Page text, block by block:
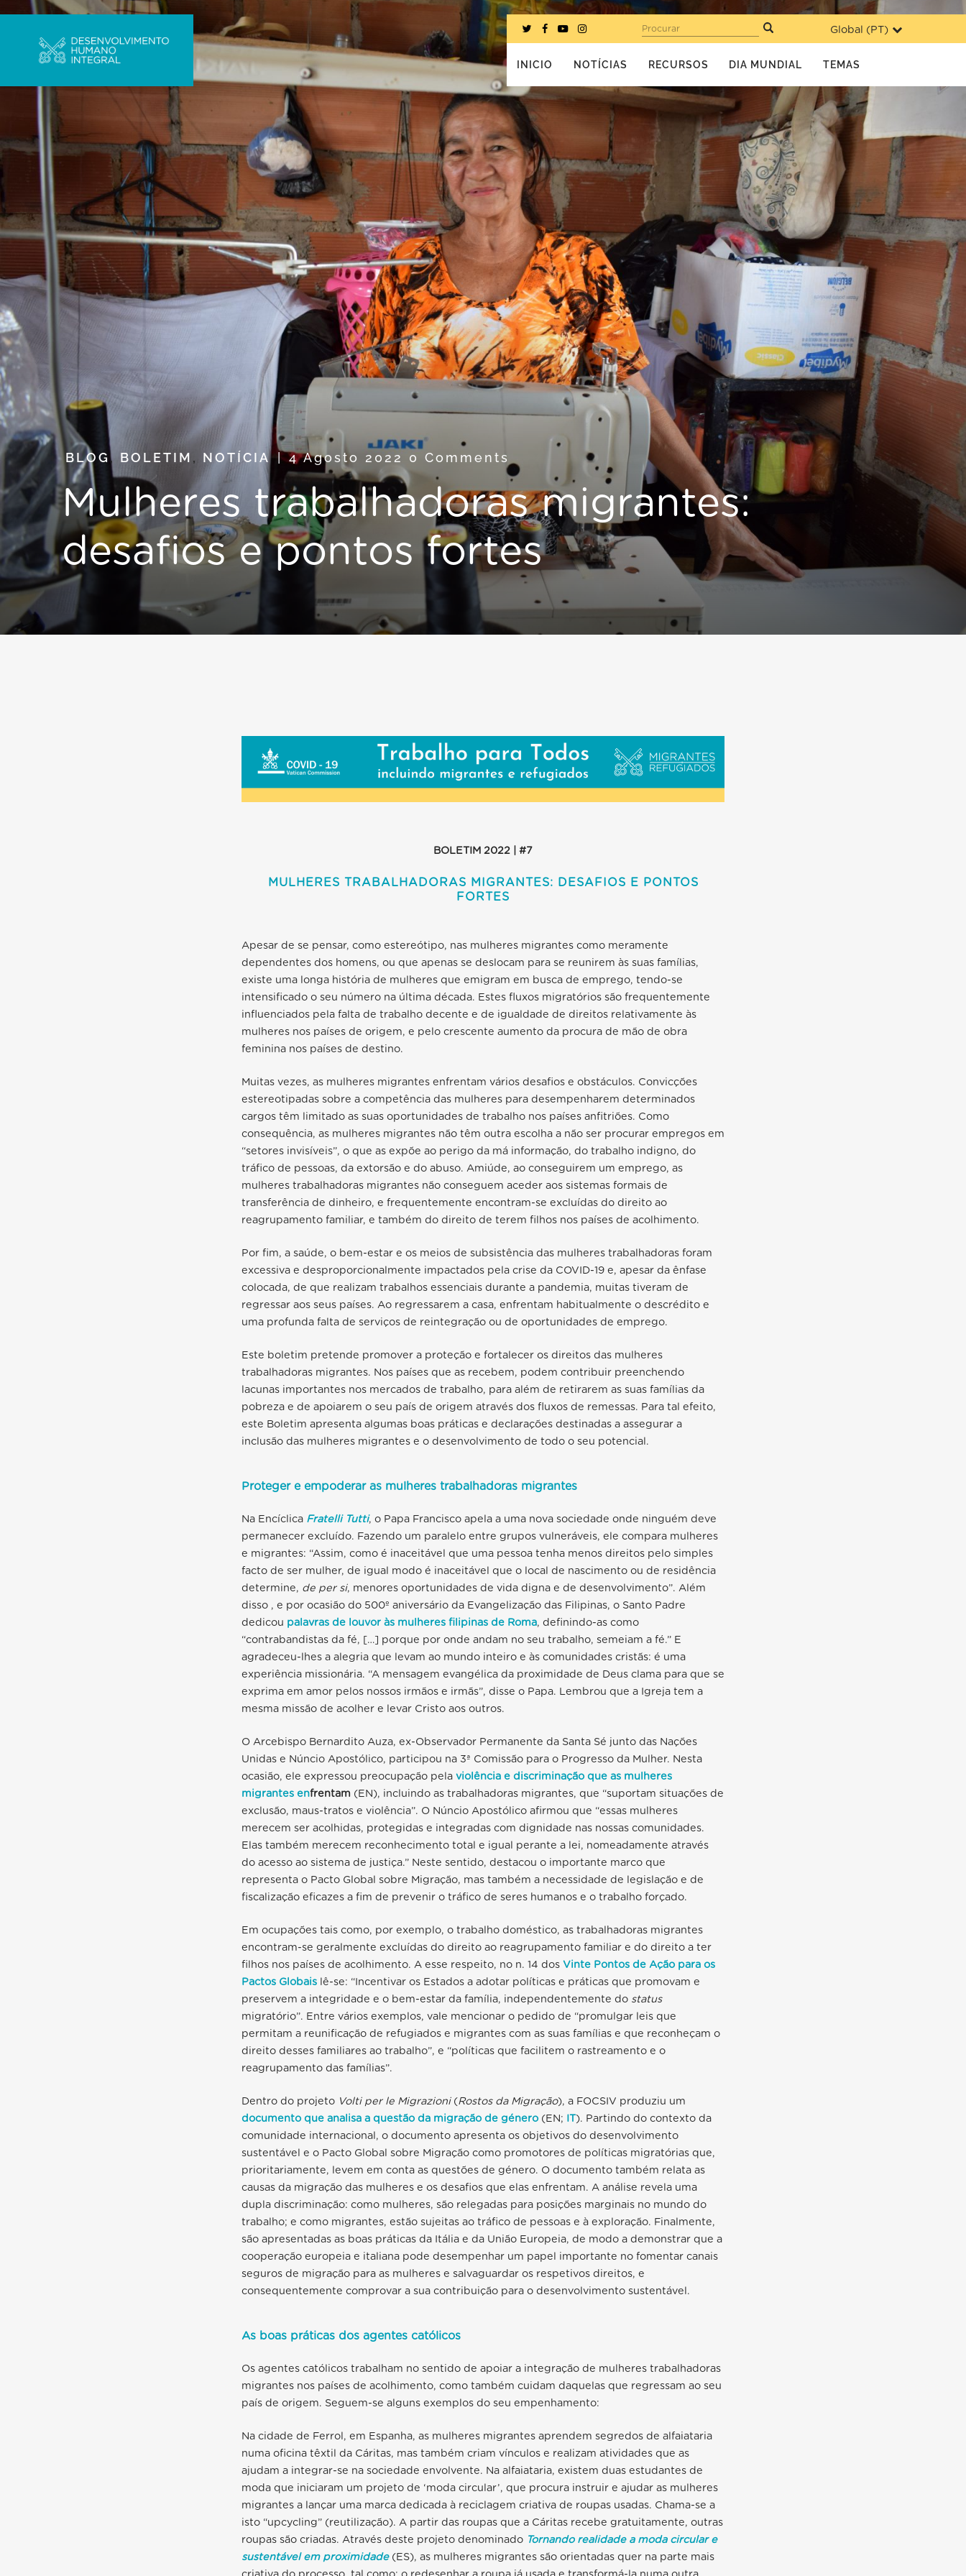
Global (PT)
Procurar
INICIO NOTÍCIAS RECURSOS DIA MUNDIAL TEMAS
BLOG, BOLETIM , NOTÍCIA 4 Agosto 2022 0 Comments
Mulheres trabalhadoras migrantes:
desafios e pontos fortes
BOLETIM 2022 | #7
MULHERES TRABALHADORAS MIGRANTES: DESAFIOS E PONTOS
FORTES
Apesar de se pensar, como estereótipo, nas mulheres migrantes como meramente
dependentes dos homens, ou que apenas se deslocam para se reunirem às suas famílias,
existe uma longa história de mulheres que emigram em busca de emprego, tendo-se
intensificado o seu número na última década. Estes fluxos migratórios são frequentemente
influenciados pela falta de trabalho decente e de igualdade de direitos relativamente às
mulheres nos países de origem, e pelo crescente aumento da procura de mão de obra
feminina nos países de destino.
Muitas vezes, as mulheres migrantes enfrentam vários desafios e obstáculos. Convicções
estereotipadas sobre a competência das mulheres para desempenharem determinados
cargos têm limitado as suas oportunidades de trabalho nos países anfitriões. Como
consequência, as mulheres migrantes não têm outra escolha a não ser procurar empregos em
“setores invisíveis”, o que as expõe ao perigo da má informação, do trabalho indigno, do
tráfico de pessoas, da extorsão e do abuso. Amiúde, ao conseguirem um emprego, as
mulheres trabalhadoras migrantes não conseguem aceder aos sistemas formais de
transferência de dinheiro, e frequentemente encontram-se excluídas do direito ao
reagrupamento familiar, e também do direito de terem filhos nos países de acolhimento.
Por fim, a saúde, o bem-estar e os meios de subsistência das mulheres trabalhadoras foram
excessiva e desproporcionalmente impactados pela crise da COVID-19 e, apesar da ênfase
colocada, de que realizam trabalhos essenciais durante a pandemia, muitas tiveram de
regressar aos seus países. Ao regressarem a casa, enfrentam habitualmente o descrédito e
uma profunda falta de serviços de reintegração ou de oportunidades de emprego.
Este boletim pretende promover a proteção e fortalecer os direitos das mulheres
trabalhadoras migrantes. Nos países que as recebem, podem contribuir preenchendo
lacunas importantes nos mercados de trabalho, para além de retirarem as suas famílias da
pobreza e de apoiarem o seu país de origem através dos fluxos de remessas. Para tal efeito,
este Boletim apresenta algumas boas práticas e declarações destinadas a assegurar a
inclusão das mulheres migrantes e o desenvolvimento de todo o seu potencial.
Proteger e empoderar as mulheres trabalhadoras migrantes
Na Encíclica Fratelli Tutti, o Papa Francisco apela a uma nova sociedade onde ninguém deve
permanecer excluído. Fazendo um paralelo entre grupos vulneráveis, ele compara mulheres
e migrantes: “Assim, como é inaceitável que uma pessoa tenha menos direitos pelo simples
facto de ser mulher, de igual modo é inaceitável que o local de nascimento ou de residência
determine, de per si, menores oportunidades de vida digna e de desenvolvimento”. Além
disso , e por ocasião do 500º aniversário da Evangelização das Filipinas, o Santo Padre
dedicou palavras de louvor às mulheres filipinas de Roma, definindo-as como
“contrabandistas da fé, […] porque por onde andam no seu trabalho, semeiam a fé.” E
agradeceu-lhes a alegria que levam ao mundo inteiro e às comunidades cristãs: é uma
experiência missionária. “A mensagem evangélica da proximidade de Deus clama para que se
exprima em amor pelos nossos irmãos e irmãs”, disse o Papa. Lembrou que a Igreja tem a
mesma missão de acolher e levar Cristo aos outros.
O Arcebispo Bernardito Auza, ex-Observador Permanente da Santa Sé junto das Nações
Unidas e Núncio Apostólico, participou na 3ª Comissão para o Progresso da Mulher. Nesta
ocasião, ele expressou preocupação pela violência e discriminação que as mulheres
migrantes enfrentam (EN), incluindo as trabalhadoras migrantes, que “suportam situações de
exclusão, maus-tratos e violência”. O Núncio Apostólico afirmou que “essas mulheres
merecem ser acolhidas, protegidas e integradas com dignidade nas nossas comunidades.
Elas também merecem reconhecimento total e igual perante a lei, nomeadamente através
do acesso ao sistema de justiça.” Neste sentido, destacou o importante marco que
representa o Pacto Global sobre Migração, mas também a necessidade de legislação e de
fiscalização eficazes a fim de prevenir o tráfico de seres humanos e o trabalho forçado.
Em ocupações tais como, por exemplo, o trabalho doméstico, as trabalhadoras migrantes
encontram-se geralmente excluídas do direito ao reagrupamento familiar e do direito a ter
filhos nos países de acolhimento. A esse respeito, no n. 14 dos Vinte Pontos de Ação para os
Pactos Globais lê-se: “Incentivar os Estados a adotar políticas e práticas que promovam e
preservem a integridade e o bem-estar da família, independentemente do status
migratório”. Entre vários exemplos, vale mencionar o pedido de “promulgar leis que
permitam a reunificação de refugiados e migrantes com as suas famílias e que reconheçam o
direito desses familiares ao trabalho”, e “políticas que facilitem o rastreamento e o
reagrupamento das famílias”.
Dentro do projeto Volti per le Migrazioni(Rostos da Migração), a FOCSIV produziu um
documento que analisa a questão da migração de género (EN; IT). Partindo do contexto da
comunidade internacional, o documento apresenta os objetivos do desenvolvimento
sustentável e o Pacto Global sobre Migração como promotores de políticas migratórias que,
prioritariamente, levem em conta as questões de género. O documento também relata as
causas da migração das mulheres e os desafios que elas enfrentam. A análise revela uma
dupla discriminação: como mulheres, são relegadas para posições marginais no mundo do
trabalho; e como migrantes, estão sujeitas ao tráfico de pessoas e à exploração. Finalmente,
são apresentadas as boas práticas da Itália e da União Europeia, de modo a demonstrar que a
cooperação europeia e italiana pode desempenhar um papel importante no fomentar canais
seguros de migração para as mulheres e salvaguardar os respetivos direitos, e
consequentemente comprovar a sua contribuição para o desenvolvimento sustentável.
As boas práticas dos agentes católicos
Os agentes católicos trabalham no sentido de apoiar a integração de mulheres trabalhadoras
migrantes nos países de acolhimento, como também cuidam daquelas que regressam ao seu
país de origem. Seguem-se alguns exemplos do seu empenhamento:
Na cidade de Ferrol, em Espanha, as mulheres migrantes aprendem segredos de alfaiataria
numa oficina têxtil da Cáritas, mas também criam vínculos e realizam atividades que as
ajudam a integrar-se na sociedade envolvente. Na alfaiataria, existem duas estudantes de
moda que iniciaram um projeto de ‘moda circular’, que procura instruir e ajudar as mulheres
migrantes a lançar uma marca dedicada à reciclagem criativa de roupas usadas. Chama-se a
isto “upcycling” (reutilização). A partir das roupas que a Cáritas recebe gratuitamente, outras
roupas são criadas. Através deste projeto denominado Tornando realidade a moda circular e
sustentável em proximidade(ES), as mulheres migrantes são orientadas quer na parte mais